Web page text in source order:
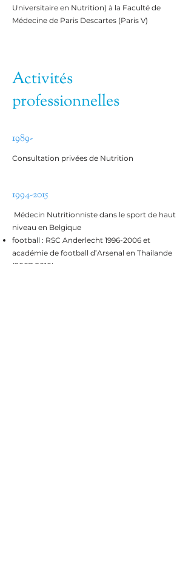
Universitaire en Nutrition) à la Faculté de
Médecine de Paris Descartes (Paris V)
Activités
professionnelles
1989-
Consultation privées de Nutrition
1994-2015
Médecin Nutritionniste dans le sport de haut
niveau en Belgique
football : RSC Anderlecht 1996-2006 et
académie de football d’Arsenal en Thailande
(2007-2010)